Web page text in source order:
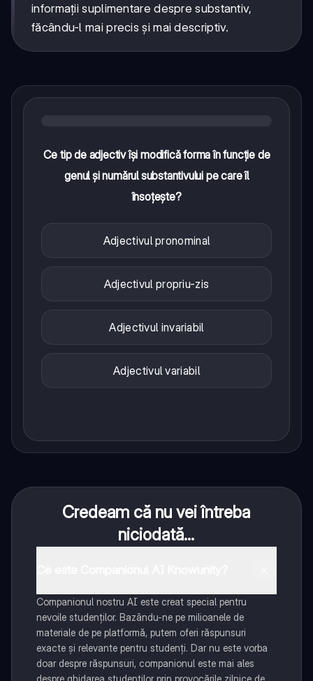
informații suplimentare despre substantiv,
făcându-l mai precis și mai descriptiv.
Ce tip de adjectiv își modifică forma în funcție de
genul și numărul substantivului pe care îl
însoțește?
Adjectivul pronominal
Adjectivul propriu-zis
Adjectivul invariabil
Adjectivul variabil
Credeam că nu vei întreba
niciodată...
Companionul nostru AI este creat special pentru
nevoile studenților. Bazându-ne pe milioanele de
materiale de pe platformă, putem oferi răspunsuri
exacte și relevante pentru studenți. Dar nu este vorba
doar despre răspunsuri, companionul este mai ales
despre ghidarea studenților prin provocările zilnice de